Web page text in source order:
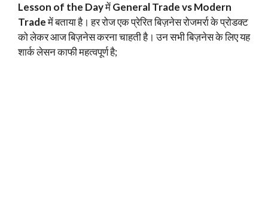
Lesson of the DayमेंGeneral Trade vs Modern
Tradeमें बताया है। हर रोज एक प्रेरित बिज़नेस रोजमर्रा के प्रोडक्ट
को लेकर आज बिज़नेस करना चाहती है। उन सभी बिज़नेस के लिए यह
शार्क लेसन काफी महत्वपूर्ण है;